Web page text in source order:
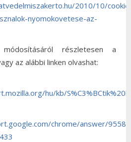
2010/10/
nyomokovetese-az-
részletesen a
az alábbi linken olvashat:
hu/kb/
chrome/answer/